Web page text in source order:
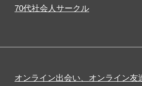
70代社会人サークル
オンライン出会い、オンライン友